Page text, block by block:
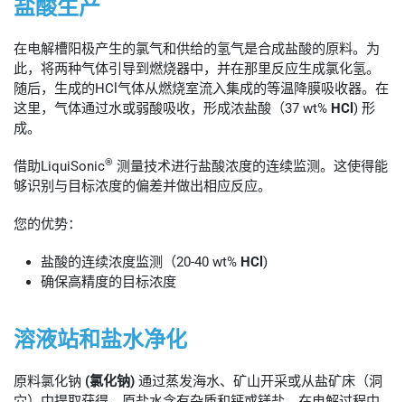
盐酸生产
在电解槽阳极产生的氯气和供给的氢气是合成盐酸的原料。为
此，将两种气体引导到燃烧器中，并在那里反应生成氯化氢。
随后，生成的HCl气体从燃烧室流入集成的等温降膜吸收器。在
这里，气体通过水或弱酸吸收，形成浓盐酸（37 wt% HCl ) 形
成。
借助LiquiSonic® 测量技术进行盐酸浓度的连续监测。这使得能
够识别与目标浓度的偏差并做出相应反应。
您的优势：
盐酸的连续浓度监测（20-40 wt% HCl )
确保高精度的目标浓度
溶液站和盐水净化
原料氯化钠 (氯化钠) 通过蒸发海水、矿山开采或从盐矿床（洞